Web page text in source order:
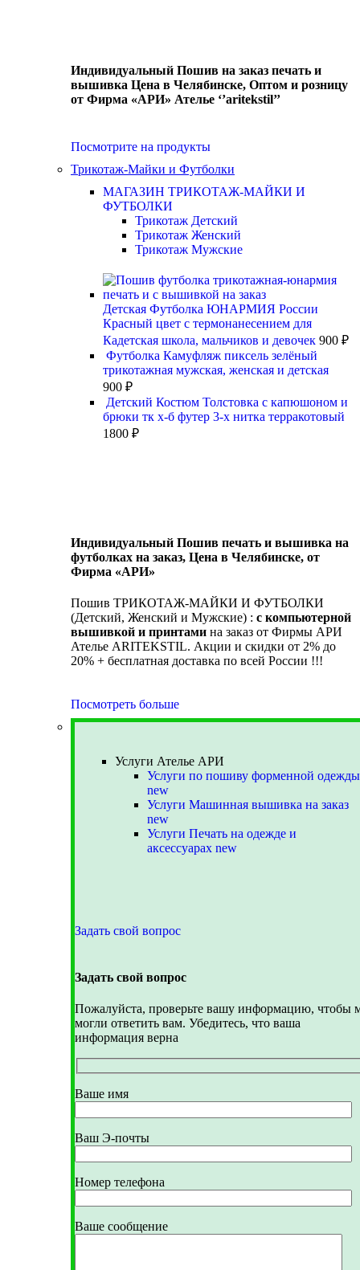
Индивидуальный Пошив на заказ печать и
вышивка Цена в Челябинске, Оптом и розницу
от Фирма «АРИ» Ателье ‘’aritekstil’’
Посмотрите на продукты
Трикотаж-Майки и Футболки
МАГАЗИН ТРИКОТАЖ-МАЙКИ И
ФУТБОЛКИ
Трикотаж Детский
Трикотаж Женский
Трикотаж Мужские
Детская Футболка ЮНАРМИЯ России
Красный цвет с термонанесением для
Кадетская школа, мальчиков и девочек 900 ₽
Футболка Камуфляж пиксель зелёный
трикотажная мужская, женская и детская
900 ₽
Детский Костюм Толстовка с капюшоном и
брюки тк х-б футер 3-х нитка терракотовый
1800 ₽
Индивидуальный Пошив печать и вышивка на
футболках на заказ, Цена в Челябинске, от
Фирма «АРИ»
Пошив ТРИКОТАЖ-МАЙКИ И ФУТБОЛКИ
(Детский, Женский и Мужские) : с компьютерной
вышивкой и принтами на заказ от Фирмы АРИ
Ателье ARITEKSTIL. Акции и скидки от 2% до
20% + бесплатная доставка по всей России !!!
Посмотреть больше
Услуги Ателье АРИ
Услуги по пошиву форменной одежды
new
Услуги Машинная вышивка на заказ
new
Услуги Печать на одежде и
аксессуарах new
Задать свой вопрос
Задать свой вопрос
Пожалуйста, проверьте вашу информацию, чтобы
могли ответить вам. Убедитесь, что ваша
информация верна
Ваше имя
Ваш Э-почты
Номер телефона
Ваше сообщение